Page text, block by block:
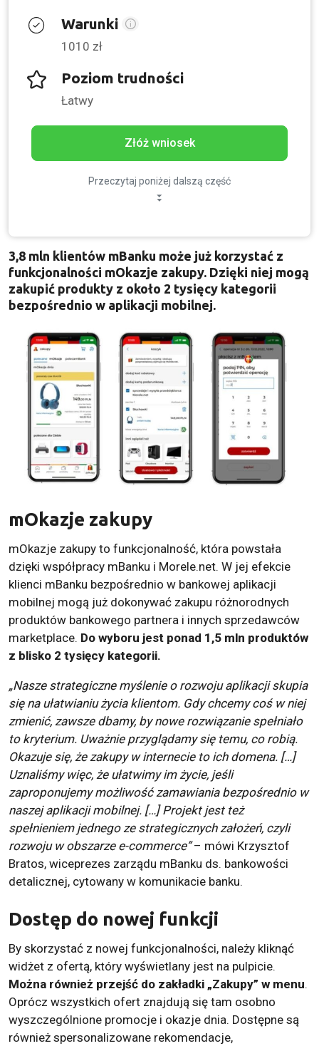
Warunki
1010 zł
Poziom trudności
Łatwy
Złóż wniosek
Przeczytaj poniżej dalszą część
3,8 mln klientów mBanku może już korzystać z
funkcjonalności mOkazje zakupy. Dzięki niej mogą
zakupić produkty z około 2 tysięcy kategorii
bezpośrednio w aplikacji mobilnej.
mOkazje zakupy
mOkazje zakupy to funkcjonalność, która powstała
dzięki współpracy mBanku i Morele.net. W jej efekcie
klienci mBanku bezpośrednio w bankowej aplikacji
mobilnej mogą już dokonywać zakupu różnorodnych
produktów bankowego partnera i innych sprzedawców
marketplace. Do wyboru jest ponad 1,5 mln produktów
z blisko 2 tysięcy kategorii.
„Nasze strategiczne myślenie o rozwoju aplikacji skupia
się na ułatwianiu życia klientom. Gdy chcemy coś w niej
zmienić, zawsze dbamy, by nowe rozwiązanie spełniało
to kryterium. Uważnie przyglądamy się temu, co robią.
Okazuje się, że zakupy w internecie to ich domena. […]
Uznaliśmy więc, że ułatwimy im życie, jeśli
zaproponujemy możliwość zamawiania bezpośrednio w
naszej aplikacji mobilnej. […] Projekt jest też
spełnieniem jednego ze strategicznych założeń, czyli
rozwoju w obszarze e-commerce”– mówi Krzysztof
Bratos, wiceprezes zarządu mBanku ds. bankowości
detalicznej, cytowany w komunikacie banku.
Dostęp do nowej funkcji
By skorzystać z nowej funkcjonalności, należy kliknąć
widżet z ofertą, który wyświetlany jest na pulpicie.
Można również przejść do zakładki „Zakupy” w menu.
Oprócz wszystkich ofert znajdują się tam osobno
wyszczególnione promocje i okazje dnia. Dostępne są
również spersonalizowane rekomendacje,